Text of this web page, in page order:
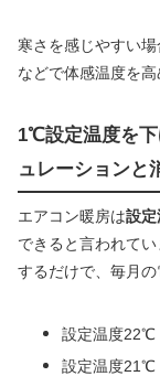
寒さを感じやすい
などで体感温度を高
1℃設定温度を下
ュレーションと
エアコン暖房は設
できると言われて
するだけで、毎月の
設定温度22℃
設定温度21℃